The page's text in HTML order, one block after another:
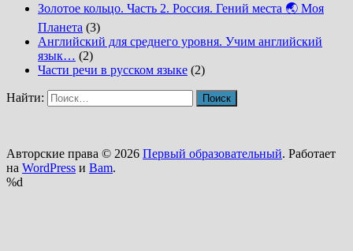
Золотое кольцо. Часть 2. Россия. Гений места 🌏 Моя
Планета (3)
Английский для среднего уровня. Учим английский
язык… (2)
Части речи в русском языке (2)
Найти:
Авторские права © 2026 Первый образовательный. Работает
на WordPress и Bam.
%d